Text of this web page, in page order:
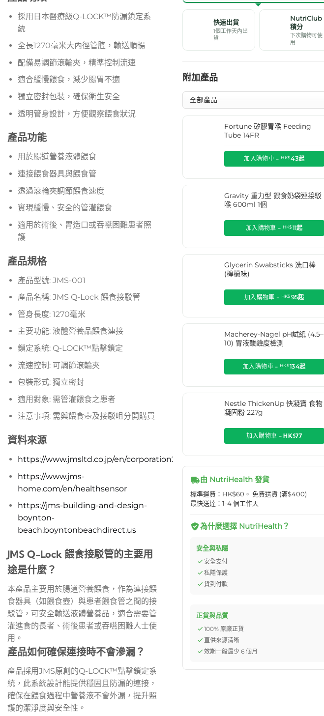
採用日本醫療級Q-LOCK™防漏鎖定系
統
全長1270毫米大內徑管腔，輸送順暢
配備易調節滾輪夾，精準控制流速
適合緩慢餵食，減少腸胃不適
獨立密封包裝，確保衛生安全
透明管身設計，方便觀察餵食狀況
產品功能
用於腸道營養液體餵食
連接餵食器具與餵食管
透過滾輪夾調節餵食速度
實現緩慢、安全的管灌餵食
適用於術後、胃造口或吞嚥困難患者照
護
產品規格
產品型號: JMS-001
產品名稱: JMS Q-Lock 餵食接駁管
管身長度: 1270毫米
主要功能: 液體營養品餵食連接
鎖定系統: Q-LOCK™點擊鎖定
流速控制: 可調節滾輪夾
包裝形式: 獨立密封
適用對象: 需管灌餵食之患者
注意事項: 需與餵食壺及接駁咀分開購買
資料來源
https://www.jmsltd.co.jp/en/corporation2/index.html
https://www.jms-
home.com/en/healthsensor
https://jms-building-and-design-
boynton-
beach.boyntonbeachdirect.us
JMS Q-Lock 餵食接駁管的主要用
途是什麼？
本產品主要用於腸道營養餵食，作為連接餵
食器具（如餵食壺）與患者餵食管之間的接
駁管，可安全輸送液體營養品，適合需要管
灌進食的長者、術後患者或吞嚥困難人士使
用。
產品如何確保連接時不會滲漏？
產品採用JMS原創的Q-LOCK™點擊鎖定系
統，此系統設計能提供穩固且防漏的連接，
確保在餵食過程中營養液不會外漏，提升照
護的潔淨度與安全性。
快速出貨
1個工作天內出
貨
NutriClub
積分
下次購物可使
用
附加產品
Fortune 矽膠胃喉 Feeding
Tube 14FR
加入購物車 - HK$43起
Gravity 重力型 餵食奶袋連接駁
喉 600ml 1個
加入購物車 - HK$11起
Glycerin Swabsticks 洗口棒
(檸檬味)
加入購物車 - HK$95起
Macherey-Nagel pH試紙 (4.5–
10) 胃液酸鹼度檢測
加入購物車 - HK$134起
Nestle ThickenUp 快凝寶 食物
凝固粉 227g
加入購物車 -HK$77
由 NutriHealth 發貨
標準運費：HK$60。 免費送貨 (滿$400)
最快送達：1-4 個工作天
為什麼選擇 NutriHealth？
安全與私隱
安全支付
私隱保護
貨到付款
正貨與品質
100% 原廠正貨
直供來源清晰
效期一般最少 6 個月